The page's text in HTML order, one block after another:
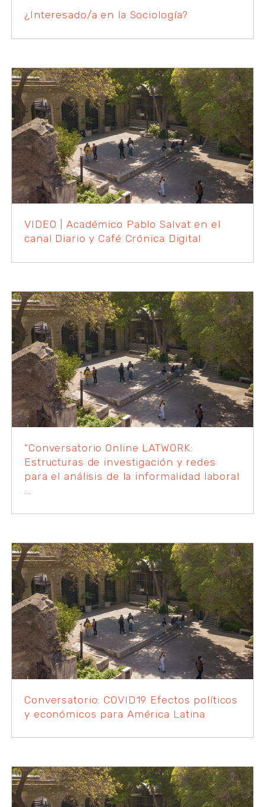
¿Interesado/a en la Sociología?
VIDEO | Académico Pablo Salvat en el
canal Diario y Café Crónica Digital
“Conversatorio Online LATWORK:
Estructuras de investigación y redes
para el análisis de la informalidad laboral
Conversatorio: COVID19 Efectos políticos
y económicos para América Latina